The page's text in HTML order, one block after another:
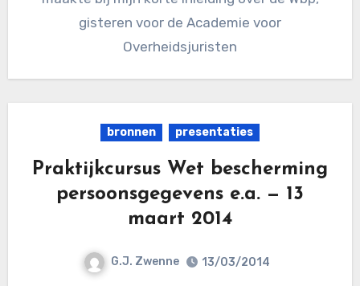
gisteren voor de Academie voor
Overheidsjuristen
bronnen presentaties
Praktijkcursus Wet bescherming
persoonsgegevens e.a. — 13
maart 2014
G.J. Zwenne 13/03/2014